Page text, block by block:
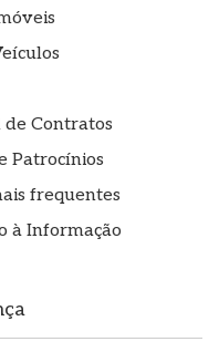
Contratos
Patrocínios
frequentes
à Informação